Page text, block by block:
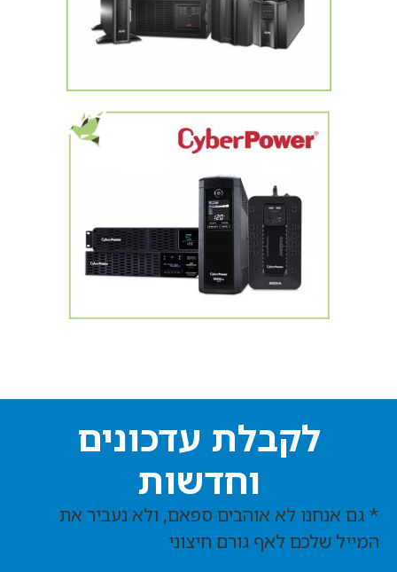
לקבלת עדכונים
וחדשות
* גם אנחנו לא אוהבים ספאם, ולא נעביר את
המייל שלכם לאף גורם חיצוני